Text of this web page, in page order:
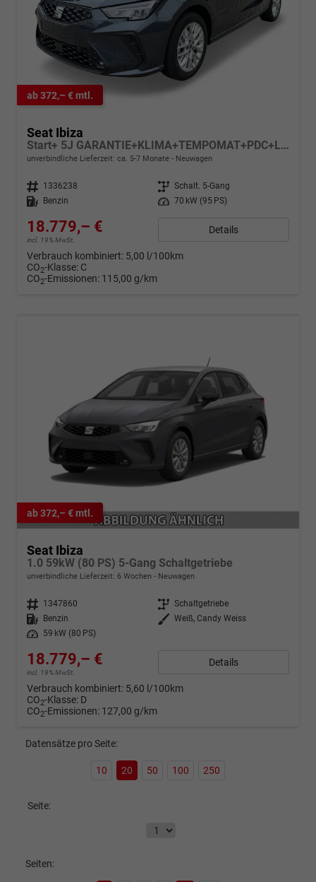
ab 372,– € mtl.
Seat Ibiza
Start+ 5J GARANTIE+KLIMA+TEMPOMAT+PDC+LED+16" ALU
unverbindliche Lieferzeit: ca. 5-7 Monate Neuwagen
Fahrzeugnr. 1336238 Getriebe Schalt. 5-Gang
Kraftstoff
Benzin Leistung 70 kW (95 PS)
18.779,– €
incl. 19% MwSt.
Details
Verbrauch kombiniert: 5,00 l/100km
CO2-Klasse: C
CO2-Emissionen: 115,00 g/km
ab 372,– € mtl.
Seat Ibiza
1.0 59kW (80 PS) 5-Gang Schaltgetriebe
unverbindliche Lieferzeit: 6 Wochen Neuwagen
Fahrzeugnr. 1347860 Getriebe Schaltgetriebe
Kraftstoff
Benzin Außenfarbe Weiß, Candy Weiss
Leistung
59 kW (80 PS)
18.779,– €
incl. 19% MwSt.
Details
Verbrauch kombiniert: 5,60 l/100km
CO2-Klasse: D
CO2-Emissionen: 127,00 g/km
Datensätze pro Seite:
10 20 50 100 250
Seite:
Seiten: